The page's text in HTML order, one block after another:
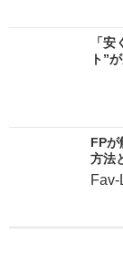
「
ト”
FP
方法
Fav-